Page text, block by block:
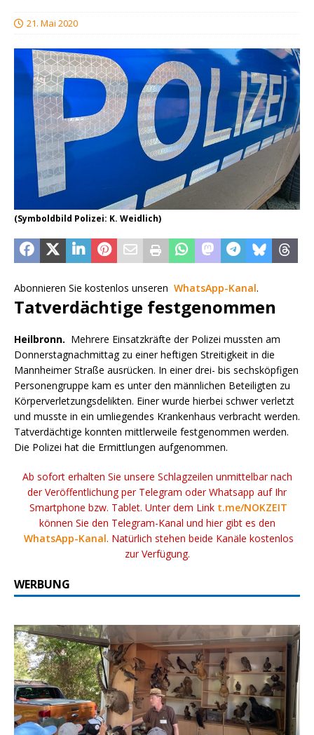
21. Mai 2020
(Symboldbild Polizei: K. Weidlich)
Abonnieren Sie kostenlos unseren WhatsApp-Kanal.
Tatverdächtige festgenommen
Heilbronn. Mehrere Einsatzkräfte der Polizei mussten am
Donnerstagnachmittag zu einer heftigen Streitigkeit in die
Mannheimer Straße ausrücken. In einer drei- bis sechsköpfigen
Personengruppe kam es unter den männlichen Beteiligten zu
Körperverletzungsdelikten. Einer wurde hierbei schwer verletzt
und musste in ein umliegendes Krankenhaus verbracht werden.
Tatverdächtige konnten mittlerweile festgenommen werden.
Die Polizei hat die Ermittlungen aufgenommen.
Ab sofort erhalten Sie unsere Schlagzeilen unmittelbar nach
der Veröffentlichung per Telegram oder Whatsapp auf Ihr
Smartphone bzw. Tablet. Unter dem Link t.me/NOKZEIT
können Sie den Telegram-Kanal und hier gibt es den
WhatsApp-Kanal. Natürlich stehen beide Kanäle kostenlos
zur Verfügung.
WERBUNG